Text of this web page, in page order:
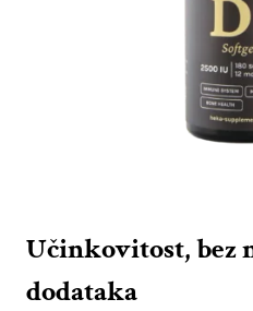
Učinkovitost, bez
dodataka